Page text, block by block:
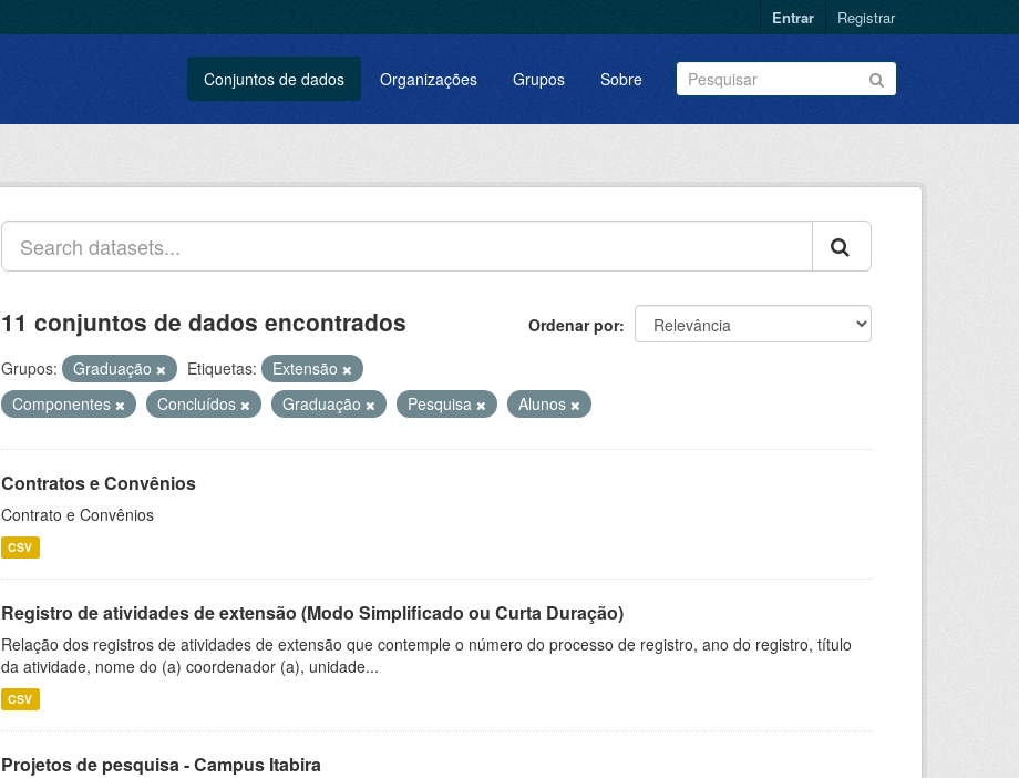
Entrar Registrar
Conjuntos de dados Organizações Grupos Sobre
Ordenar por
11 conjuntos de dados encontrados
Grupos: Graduação Etiquetas:
Extensão
Componentes
Concluídos Graduação Pesquisa Alunos
Contratos e Convênios
Contrato e Convênios
CSV
Registro de atividades de extensão (Modo Simplificado ou Curta Duração)
Relação dos registros de atividades de extensão que contemple o número do processo de registro, ano do registro, título
da atividade, nome do (a) coordenador (a), unidade...
CSV
Projetos de pesquisa - Campus Itabira